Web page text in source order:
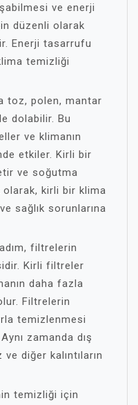
ve enerji
düzenli olarak
Enerji tasarrufu
temizliği
toz, polen, mantar
dolabilir. Bu
ve klimanın
etkiler. Kirli bir
ve soğutma
olarak, kirli bir klima
sağlık sorunlarına
filtrelerin
Kirli filtreler
daha fazla
Filtrelerin
temizlenmesi
zamanda dış
diğer kalıntıların
temizliği için